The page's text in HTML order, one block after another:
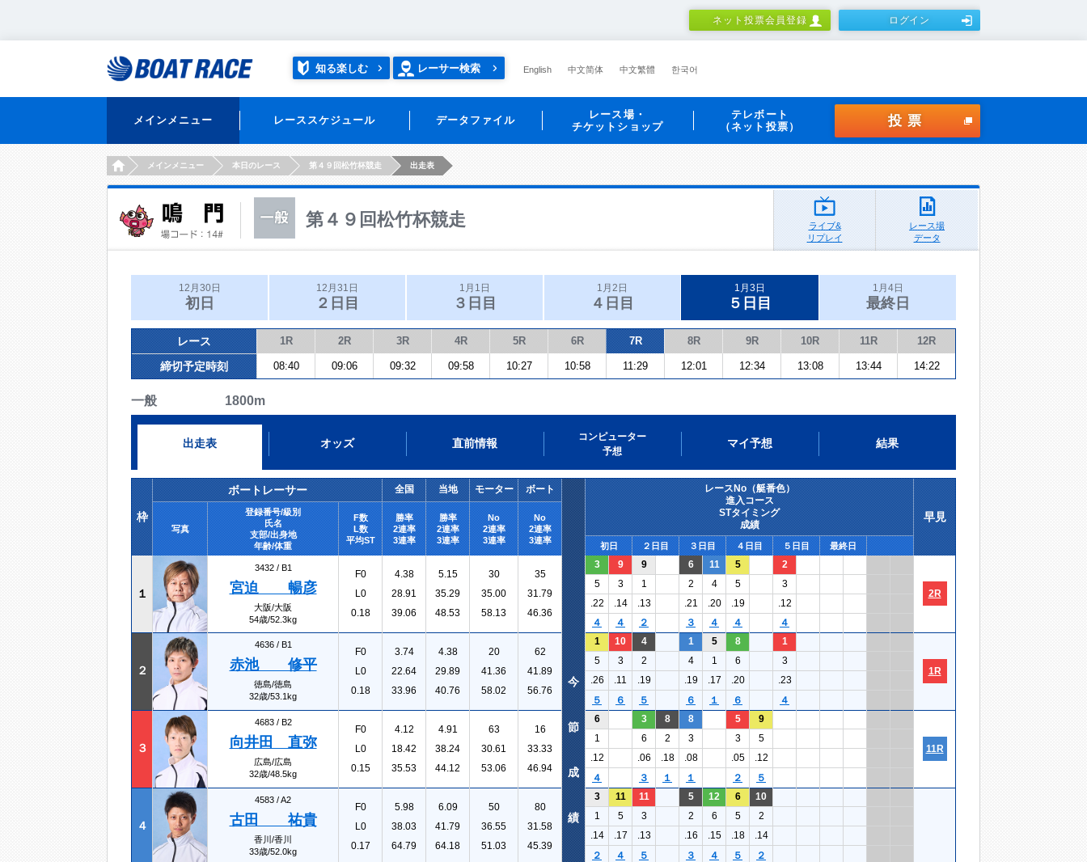
ネット投票会員登録 ログイン
知る楽しむ レーサー検索 English 中文简体 中文繁體 한국어
メインメニュー レーススケジュール データファイル
レース場・
チケットショップ
テレボート
（ネット投票）
投票
HOMEメインメニュー 本日のレース 第４９回松竹杯競走 出走表
第４９回松竹杯競走
ライブ&
リプレイ
レース場
データ
12月30日
初日
12月31日
２日目
1月1日
３日目
1月2日
４日目
1月3日
５日目
1月4日
最終日
レース 1R 2R 3R 4R 5R 6R 7R 8R 9R 10R 11R 12R
締切予定時刻 08:40 09:06 09:32 09:58 10:27 10:58 11:29 12:01 12:34 13:08 13:44 14:22
一般 1800m
出走表 オッズ 直前情報
コンピューター
予想
マイ予想 結果
枠
ボートレーサー 全国 当地 モーター ボート
レースNo（艇番色）
進入コース
STタイミング
成績
早見
写真
登録番号/級別
氏名
支部/出身地
年齢/体重
F数
L数
平均ST
勝率
2連率
3連率
勝率
2連率
3連率
No
2連率
3連率
No
2連率
3連率
初日 ２日目 ３日目 ４日目 ５日目 最終日
１
3432 / B1
宮迫 暢彦
大阪/大阪
54歳/52.3kg
F0
L0
0.18
4.38
28.91
39.06
5.15
35.29
48.53
30
35.00
58.13
35
31.79
46.36
3 9 9 6 11 5 2
2R
5 3 1 2 4 5
3
.22
.14 .13 .21 .20 .19
.12
４
４ ２ ３ ４ ４ ４
２
4636 / B1
赤池 修平
徳島/徳島
32歳/53.1kg
F0
L0
0.18
3.74
22.64
33.96
4.38
29.89
40.76
20
41.36
58.02
62
41.89
56.76
1 10 4 1 5 8 1
1R
5 3 2 4 1 6
3
.26
.11 .19 .19 .17 .20
.23
５
６ ５ ６ １ ６ ４
３
4683 / B2
向井田 直弥
広島/広島
32歳/48.5kg
F0
L0
0.15
4.12
18.42
35.53
4.91
38.24
44.12
63
30.61
53.06
16
33.33
46.94
6 3 8 8 5 9
11R
1 6 2 3 3
5
.12
.06 .18 .08 .05
.12
４
３ １ １ ２ ５
４
4583 /A2
古田 祐貴
香川/香川
33歳/52.0kg
F0
L0
0.17
5.98
38.03
64.79
6.09
41.79
64.18
50
36.55
51.03
80
31.58
45.39
3 11 11 5 12 6
10
1
5 3 2 6 5
2
.14
.17 .13 .16 .15 .18
.14
２
４ ５ ３ ４ ５ ２
今
節
成
績